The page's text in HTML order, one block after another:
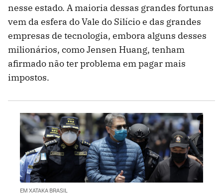
nesse estado. A maioria dessas grandes fortunas
vem da esfera do Vale do Silício e das grandes
empresas de tecnologia, embora alguns desses
milionários, como Jensen Huang, tenham
afirmado não ter problema em pagar mais
impostos.
EM XATAKA BRASIL